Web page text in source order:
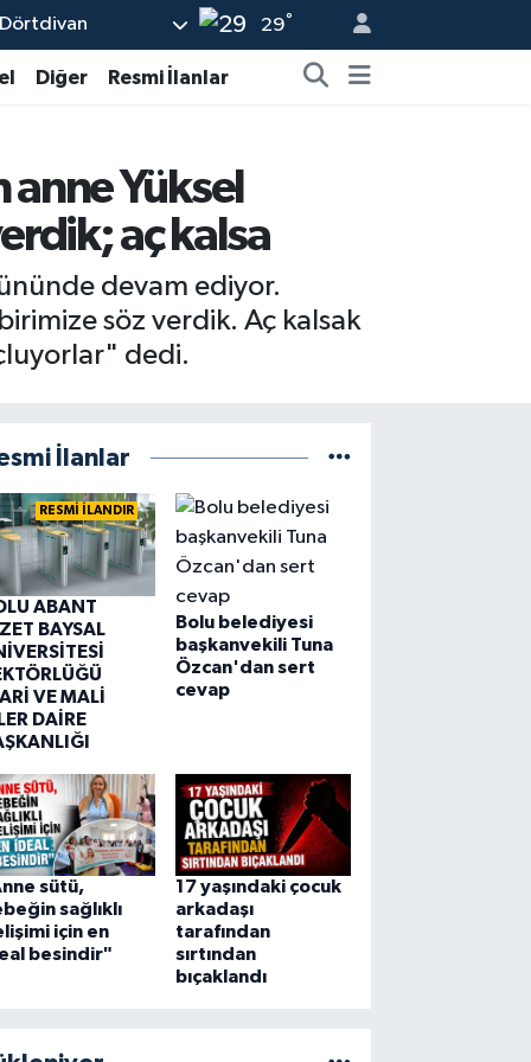
Dörtdivan 29°
Diğer Resmi İlanlar
Yüksel
aç kalsa
devam ediyor.
söz verdik. Aç kalsak
dedi.
İlanlar
RESMİ İLANDIR
ABANT
BAYSAL
VE MALİ
DAİRE
Bolu belediyesi
başkanvekili Tuna
Özcan'dan sert
cevap
sütü,
sağlıklı
için en
besindir"
17 yaşındaki çocuk
arkadaşı
tarafından
sırtından
bıçaklandı